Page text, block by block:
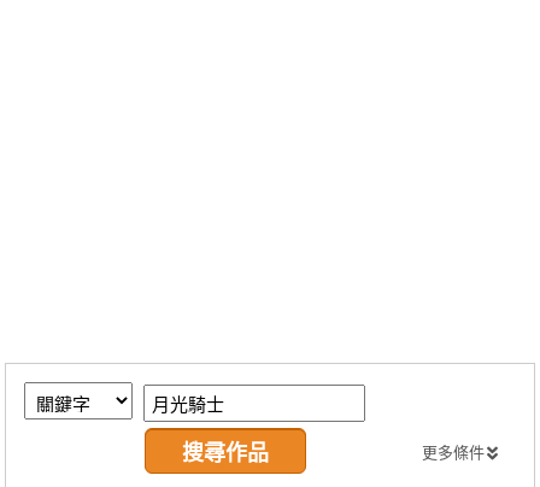
繪圖藝廊
交流中心
攤位轉讓區 更多條件